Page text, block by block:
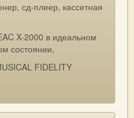
сд-плеер, кассетная
X-2000 в идеальном
состоянии,
FIDELITY